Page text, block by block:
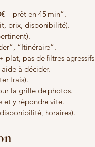
– prêt en 45 min”.
prix, disponibilité).
“Itinéraire”.
pas de filtres agressifs.
à décider.
frais).
la grille de photos.
et y répondre vite.
horaires).